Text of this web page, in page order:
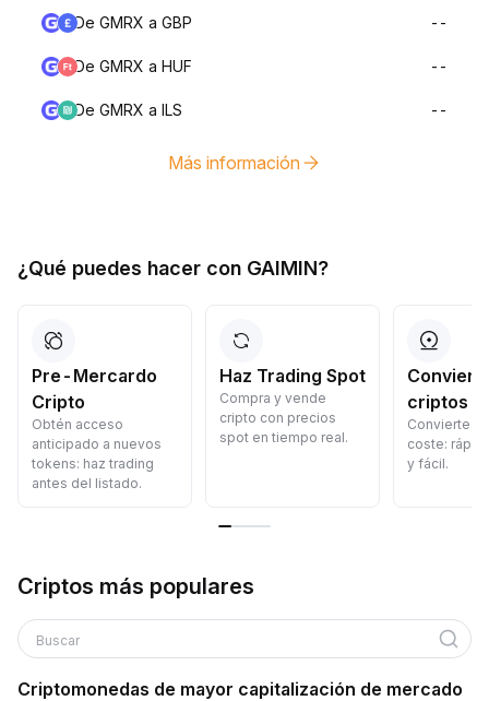
De GMRX a GBP --
De GMRX a HUF --
De GMRX a ILS --
Más información
¿Qué puedes hacer con GAIMIN?
Pre-Mercardo
Cripto
Obtén acceso
anticipado a nuevos
tokens: haz trading
antes del listado.
Haz Trading Spot
Compra y vende
cripto con precios
spot en tiempo real.
criptos
Convierte
coste:
y fácil.
Criptos más populares
Buscar
Criptomonedas de mayor capitalización de mercado